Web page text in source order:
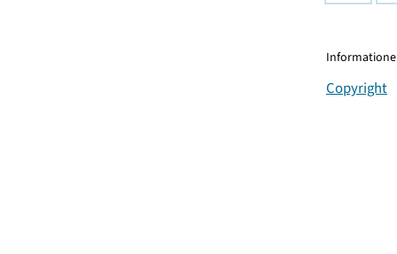
Copyright